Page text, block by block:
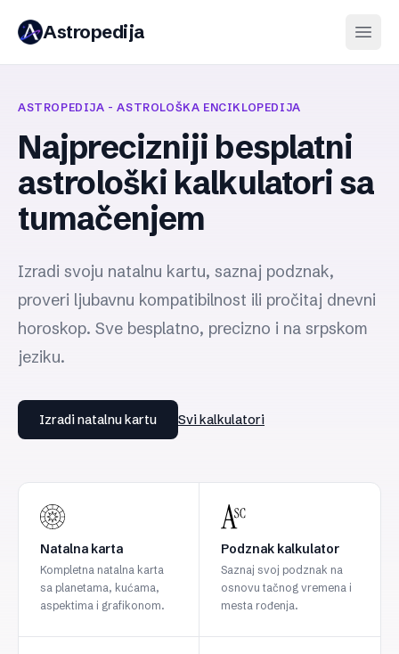
Astropedija
ASTROPEDIJA - ASTROLOŠKA ENCIKLOPEDIJA
Najprecizniji besplatni
astrološki kalkulatori sa
tumačenjem
Izradi svoju natalnu kartu, saznaj podznak,
proveri ljubavnu kompatibilnost ili pročitaj dnevni
horoskop. Sve besplatno, precizno i na srpskom
jeziku.
Izradi natalnu kartu Svi kalkulatori
Natalna karta
Kompletna natalna karta
sa planetama, kućama,
aspektima i grafikonom.
Podznak kalkulator
Saznaj svoj podznak na
osnovu tačnog vremena i
mesta rođenja.